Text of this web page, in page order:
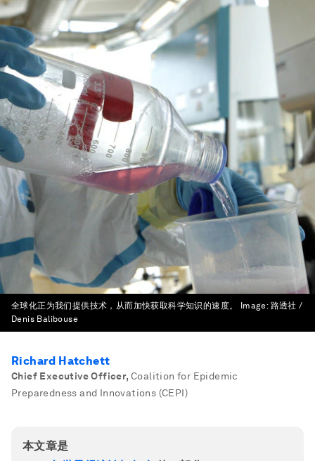
全球化正为我们提供技术，从而加快获取科学知识的速度。 Image: 路透社 /
Denis Balibouse
Richard Hatchett
Chief Executive Officer, Coalition for Epidemic
Preparedness and Innovations (CEPI)
本文章是